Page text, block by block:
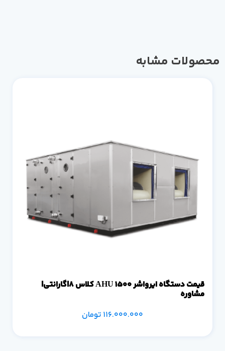
محصولات مشابه
قیمت دستگاه ایرواشر 1500 AHU کلاس 8|گارانتی|
مشاوره
116.000.000 تومان